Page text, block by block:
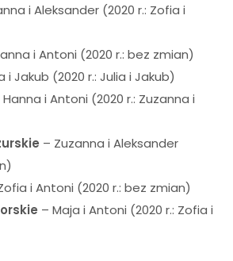
i Aleksander (2020 r.: Zofia i
i Antoni (2020 r.: bez zmian)
i Jakub (2020 r.: Julia i Jakub)
Hanna i Antoni (2020 r.: Zuzanna i
– Zuzanna i Aleksander
i Antoni (2020 r.: bez zmian)
– Maja i Antoni (2020 r.: Zofia i